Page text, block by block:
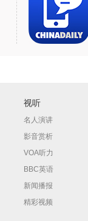
视听
名人演讲
影音赏析
VOA听力
BBC英语
新闻播报
精彩视频